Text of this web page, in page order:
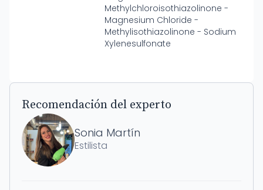
Methylchloroisothiazolinone -
Magnesium Chloride -
Methylisothiazolinone - Sodium
Xylenesulfonate
Recomendación del experto
Sonia Martín
Estilista